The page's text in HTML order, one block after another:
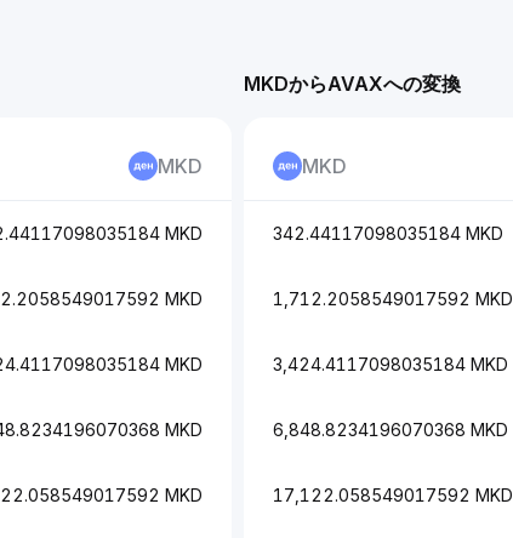
MKD
MKD
MKD
MKD
MKD
MKD
MKDからAVAXへの変換
MKD
342.44117098035184 MKD
1,712.2058549017592 MKD
3,424.4117098035184 MKD
6,848.8234196070368 MKD
17,122.058549017592 MKD